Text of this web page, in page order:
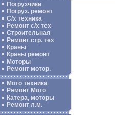
Погрузчики
Погруз. ремонт
С/х техника
Ремонт с/х тех
Строительная
Ремонт стр. тех
Краны
Краны ремонт
Моторы
Ремонт мотор.
Мото техника
Ремонт Мото
Катера, моторы
Ремонт л.м.